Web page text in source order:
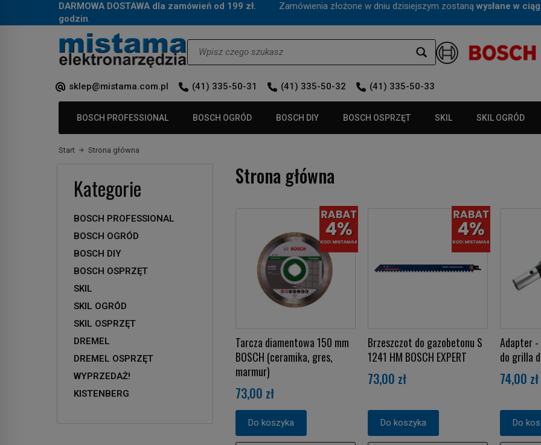
DARMOWA DOSTAWA dla zamówień od 199 zł. Zamówienia złożone w dniu dzisiejszym zostaną wysłane w
godzin.
sklep@mistama.com.pl (41) 335-50-31 (41) 335-50-32 (41) 335-50-33
BOSCH PROFESSIONAL BOSCH OGRÓD BOSCH DIY BOSCH OSPRZĘT SKIL SKIL OGRÓD
Start Strona główna
Strona główna
Tarcza diamentowa 150 mm
BOSCH (ceramika, gres,
marmur)
73,00 zł
Do koszyka
Brzeszczot do gazobetonu S
1241 HM BOSCH EXPERT
73,00 zł
Do koszyka
Adapter -
do grilla
74,00 zł
Do
Kategorie
BOSCH PROFESSIONAL
BOSCH OGRÓD
BOSCH DIY
BOSCH OSPRZĘT
SKIL
SKIL OGRÓD
SKIL OSPRZĘT
DREMEL
DREMEL OSPRZĘT
WYPRZEDAŻ!
KISTENBERG